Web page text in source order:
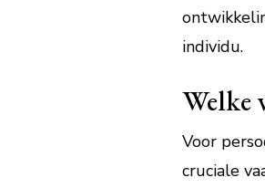
individu.
Welke
Voor
cruciale